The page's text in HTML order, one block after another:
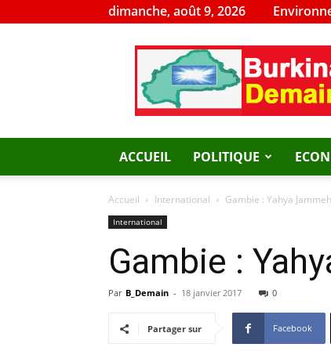
dimanche, août 9, 2026
Burkina
Demain
ACCUEIL POLITIQUE
Accueil International Gambie : Yahya
International
Gambie :
Par B_Demain - 18 janvier 2017 0
Partager sur Facebook